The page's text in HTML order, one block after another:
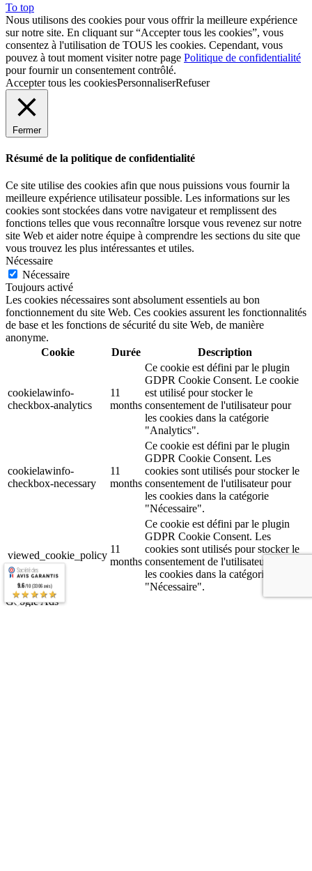
To top
Nous utilisons des cookies pour vous offrir la meilleure expérience
sur notre site. En cliquant sur “Accepter tous les cookies”, vous
consentez à l'utilisation de TOUS les cookies. Cependant, vous
pouvez à tout moment visiter notre page Politique de confidentialité
pour fournir un consentement contrôlé.
Accepter tous les cookiesPersonnaliserRefuser
Fermer
Résumé de la politique de confidentialité
Ce site utilise des cookies afin que nous puissions vous fournir la
meilleure expérience utilisateur possible. Les informations sur les
cookies sont stockées dans votre navigateur et remplissent des
fonctions telles que vous reconnaître lorsque vous revenez sur notre
site Web et aider notre équipe à comprendre les sections du site que
vous trouvez les plus intéressantes et utiles.
Nécessaire
Nécessaire
Toujours activé
Les cookies nécessaires sont absolument essentiels au bon
fonctionnement du site Web. Ces cookies assurent les fonctionnalités
de base et les fonctions de sécurité du site Web, de manière
anonyme.
Cookie
Durée Description
cookielawinfo-
checkbox-analytics
11
months
Ce cookie est défini par le plugin
GDPR Cookie Consent. Le cookie
est utilisé pour stocker le
consentement de l'utilisateur pour
les cookies dans la catégorie
"Analytics".
cookielawinfo-
checkbox-necessary
11
months
Ce cookie est défini par le plugin
GDPR Cookie Consent. Les
cookies sont utilisés pour stocker le
consentement de l'utilisateur pour
les cookies dans la catégorie
"Nécessaire".
viewed_cookie_policy
11
months
Ce cookie est défini par le plugin
GDPR Cookie Consent. Les
cookies sont utilisés pour stocker le
consentement de l'utilisateur pour
les cookies dans la catégorie
"Nécessaire".
Google Ads
9.6/10 (3306 avis)
★★★★★